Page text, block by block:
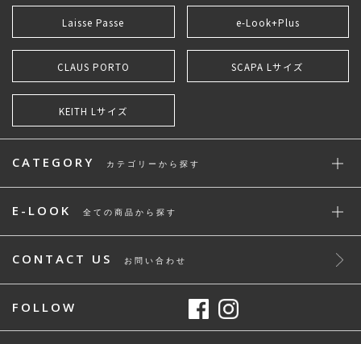
Laisse Passe e-Look+Plus
CLAUS PORTO SCAPA Lサイズ
KEITH Lサイズ
CATEGORY カテゴリーから探す
E-LOOK 全ての商品から探す
CONTACT US お問い合わせ
FOLLOW